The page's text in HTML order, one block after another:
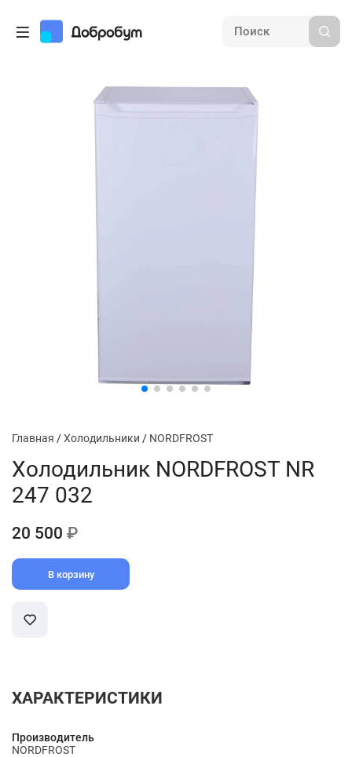
Главная /Холодильники / NORDFROST
Холодильник NORDFROST NR
247 032
20 500 ₽
В корзину
ХАРАКТЕРИСТИКИ
Производитель
NORDFROST